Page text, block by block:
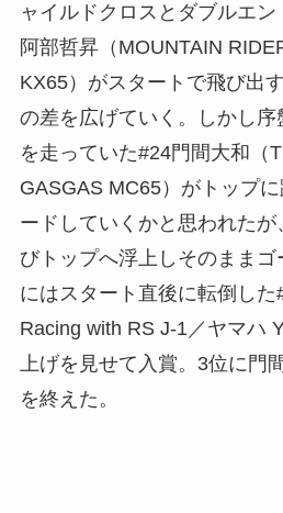
ャイルドクロスとダブルエ
阿部哲昇（MOUNTAIN
KX65）がスタートで飛び出
の差を広げていく。しかし
を走っていた#24門間大和（
GASGAS MC65）がトップ
ードしていくかと思われた
びトップへ浮上しそのまま
にはスタート直後に転倒し
Racing with RS J-1／ヤマハ
上げを見せて入賞。3位に門
を終えた。